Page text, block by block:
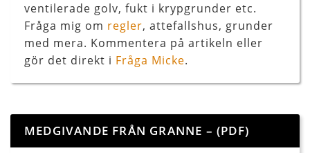
ventilerade golv, fukt i krypgrunder etc.
Fråga mig om regler, attefallshus, grunder
med mera. Kommentera på artikeln eller
gör det direkt i Fråga Micke.
MEDGIVANDE FRÅN GRANNE – (PDF)